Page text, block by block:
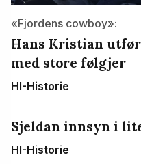
«Fjordens cowboy»:
Hans Kristian
med store følgjer
HI-Historie
Sjeldan innsyn i
HI-Historie